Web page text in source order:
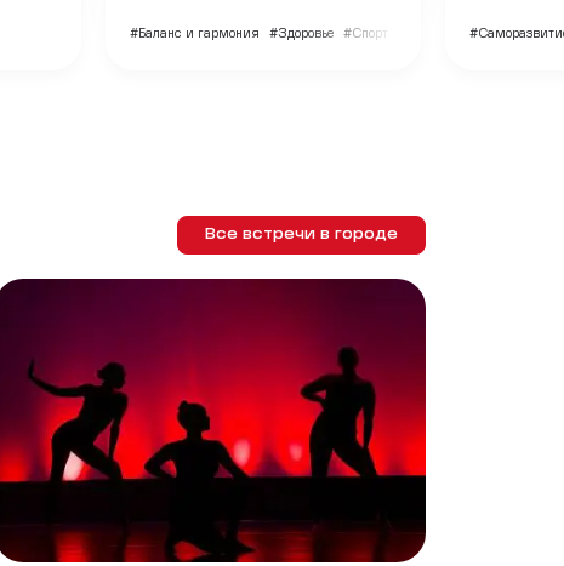
#Баланс и гармония #Здоровье #Спорт
Все встречи в городе